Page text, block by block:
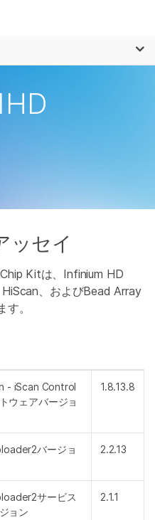
ッセイ
Kitは、Infinium HD
、およびBead Array
。
- iScan Control
ウェアバージョ
1.8.13.8
バージョ
2.2.13
サービス
ョン
2.1.1
ると、関連性の
クが表示されます:
臨床オンコロジー
生殖医学